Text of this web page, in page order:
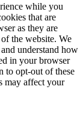
while you
that are
as they are
the website. We
understand how
in your browser
to opt-out of these
may affect your